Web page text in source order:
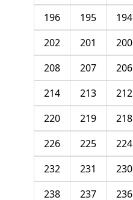
194
195
196
200
201
202
206
207
208
212
213
214
218
219
220
224
225
226
230
231
232
236
237
238